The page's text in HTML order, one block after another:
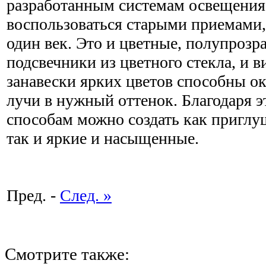
разработанным системам
воспользоваться старыми
один век. Это и цветные,
подсвечники из цветного стекла, и
занавески ярких цветов способны
лучи в нужный оттенок. Благодаря
способам можно создать как
так и яркие и насыщенные.
Пред. - След. »
Смотрите также: